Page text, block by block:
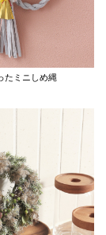
たミニしめ縄